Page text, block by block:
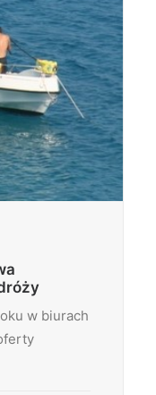
w biurach